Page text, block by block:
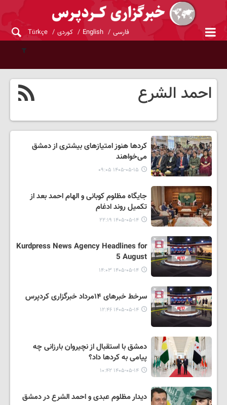
فارسی English کوردی Türkçe
احمد الشرع
کردها هنوز امتیازهای بیشتری از دمشق
می‌خواهند
۱۴۰۵-۰۵-۱۵ ۰۹:۰۵
جایگاه مظلوم کوبانی و الهام احمد بعد از
تکمیل روند ادغام
۱۴۰۵-۰۵-۱۴ ۲۲:۱۹
Kurdpress News Agency Headlines for
5 August
۱۴۰۵-۰۵-۱۴ ۱۴:۰۳
سرخط خبرهای ۱۴مرداد خبرگزاری کردپرس
۱۴۰۵-۰۵-۱۴ ۱۲:۴۶
دمشق با استقبال از نچیروان بارزانی چه
پیامی به کردها داد؟
۱۴۰۵-۰۵-۱۴ ۱۰:۴۲
دیدار مظلوم عبدی و احمد الشرع در دمشق